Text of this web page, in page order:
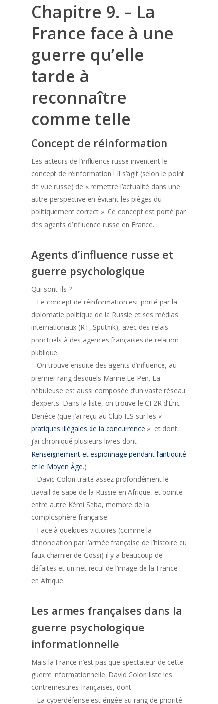
Chapitre 9. – La
France face à une
guerre qu’elle
tarde à
reconnaître
comme telle
Concept de réinformation
Les acteurs de l’influence russe inventent le
concept de réinformation ! Il s’agit (selon le point
de vue russe) de « remettre l’actualité dans une
autre perspective en évitant les pièges du
politiquement correct ». Ce concept est porté par
des agents d’influence russe en France.
Agents d’influence russe et
guerre psychologique
Qui sont-ils ?
– Le concept de réinformation est porté par la
diplomatie politique de la Russie et ses médias
internationaux (RT, Sputnik), avec des relais
ponctuels à des agences françaises de relation
publique.
– On trouve ensuite des agents d’influence, au
premier rang desquels Marine Le Pen. La
nébuleuse est aussi composée d’un vaste réseau
d’experts. Dans la liste, on trouve le CF2R d’Éric
Denécé (que j’ai reçu au Club IES sur les «
pratiques illégales de la concurrence » et dont
j’ai chroniqué plusieurs livres dont
Renseignement et espionnage pendant l’antiquité
et le Moyen Âge.)
– David Colon traite assez profondément le
travail de sape de la Russie en Afrique, et pointe
entre autre Kémi Seba, membre de la
complosphère française.
– Face à quelques victoires (comme la
dénonciation par l’armée française de l’histoire du
faux charnier de Gossi) il y a beaucoup de
défaites et un net recul de l’image de la France
en Afrique.
Les armes françaises dans la
guerre psychologique
informationnelle
Mais la France n’est pas que spectateur de cette
guerre informationnelle. David Colon liste les
contremesures françaises, dont :
– La cyberdéfense est érigée au rang de priorité